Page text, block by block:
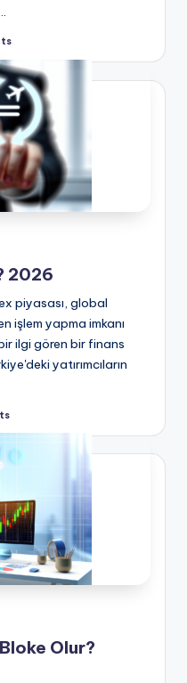
2026
piyasası, global
işlem yapma imkanı
ilgi gören bir finans
yatırımcıların
Olur?